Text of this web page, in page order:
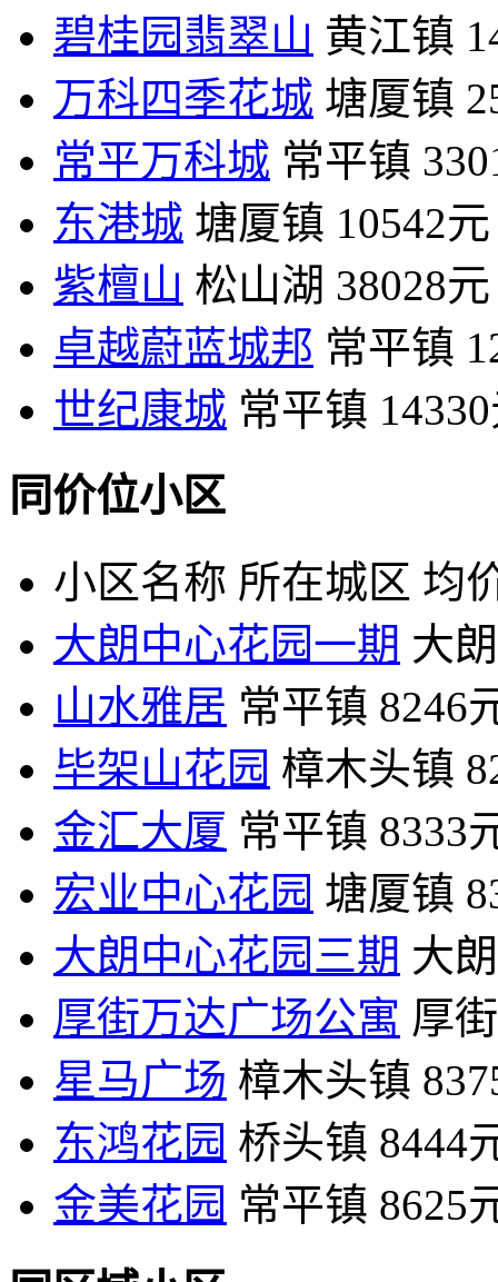
碧桂园翡翠山 黄江镇
万科四季花城 塘厦镇
常平万科城 常平镇
东港城 塘厦镇 10542元
紫檀山 松山湖 38028元
卓越蔚蓝城邦 常平镇
世纪康城 常平镇
同价位小区
小区名称 所在城区 均
大朗中心花园一期 大
山水雅居 常平镇 8246
毕架山花园 樟木头镇
金汇大厦 常平镇 8333
宏业中心花园 塘厦镇
大朗中心花园三期 大
厚街万达广场公寓 厚
星马广场 樟木头镇
东鸿花园 桥头镇 8444
金美花园 常平镇 8625